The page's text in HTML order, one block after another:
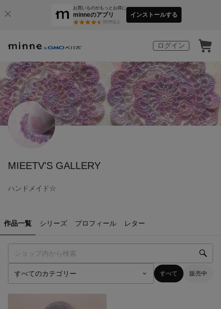
お買いものがもっとお得に
minneのアプリ
3万件以上
インストールする
ログイン
MIEETV'S GALLERY
ハンドメイド☆
作品一覧 シリーズ プロフィール レター
すべて 販売中